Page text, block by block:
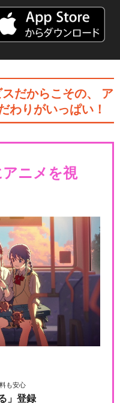
ヒーローアカデミア』
ナルアニメ「雄…
～…
ーローアカデミア THE
ヒ…
ワ…
だからこその、
ア
わりがいっぱい！
ニメを視
も安心
」登録